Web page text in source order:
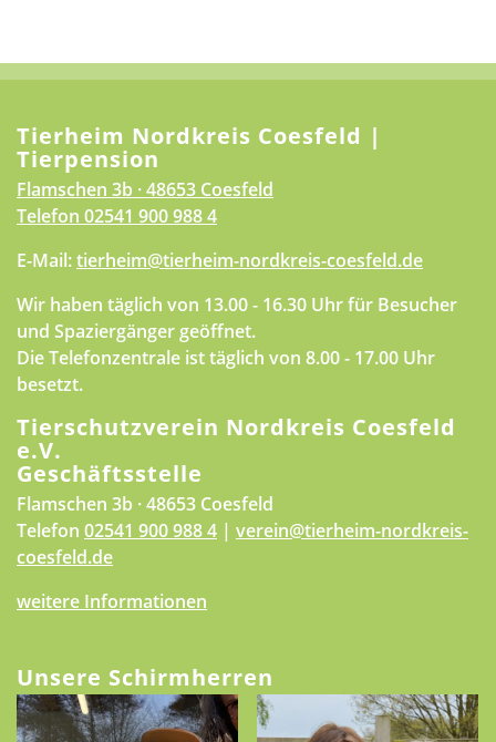
Tierheim Nordkreis Coesfeld |
Tierpension
Flamschen 3b · 48653 Coesfeld
Telefon 02541 900 988 4
E-Mail:tierheim@tierheim-nordkreis-coesfeld.de
Wir haben täglich von 13.00 - 16.30 Uhr für Besucher
und Spaziergänger geöffnet.
Die Telefonzentrale ist täglich von 8.00 - 17.00 Uhr
besetzt.
Tierschutzverein Nordkreis Coesfeld
e.V.
Geschäftsstelle
Flamschen 3b · 48653 Coesfeld
Telefon 02541 900 988 4 | verein@tierheim-nordkreis-
coesfeld.de
weitere Informationen
Unsere Schirmherren